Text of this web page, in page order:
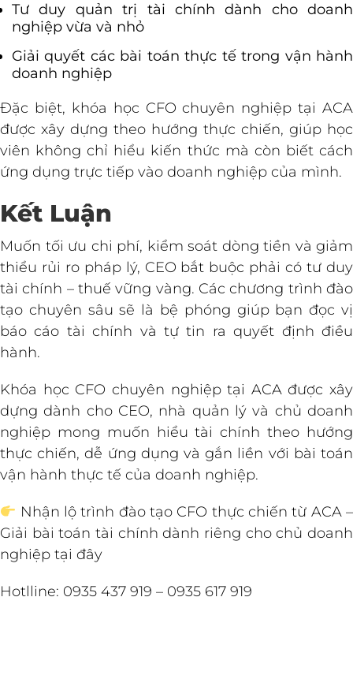
Tư duy quản trị tài chính dành cho doanh
nghiệp vừa và nhỏ
Giải quyết các bài toán thực tế trong vận hành
doanh nghiệp
Đặc biệt, khóa học CFO chuyên nghiệp tại ACA
được xây dựng theo hướng thực chiến, giúp học
viên không chỉ hiểu kiến thức mà còn biết cách
ứng dụng trực tiếp vào doanh nghiệp của mình.
Kết Luận
Muốn tối ưu chi phí, kiểm soát dòng tiền và giảm
thiểu rủi ro pháp lý, CEO bắt buộc phải có tư duy
tài chính – thuế vững vàng. Các chương trình đào
tạo chuyên sâu sẽ là bệ phóng giúp bạn đọc vị
báo cáo tài chính và tự tin ra quyết định điều
hành.
Khóa học CFO chuyên nghiệp tại ACA được xây
dựng dành cho CEO, nhà quản lý và chủ doanh
nghiệp mong muốn hiểu tài chính theo hướng
thực chiến, dễ ứng dụng và gắn liền với bài toán
vận hành thực tế của doanh nghiệp.
Nhận lộ trình đào tạo CFO thực chiến từ ACA –
Giải bài toán tài chính dành riêng cho chủ doanh
nghiệp tại đây
Hotlline: 0935 437 919 – 0935 617 919